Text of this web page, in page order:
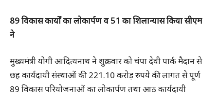
89 विकास कार्यों का लोकार्पण व 51 का शिलान्यास किया सीएम
ने
मुख्यमंत्री योगी आदित्यनाथ ने शुक्रवार को चंपा देवी पार्क मैदान से
छह कार्यदायी संस्थाओं की 221.10 करोड़ रुपये की लागत से पूर्ण
89 विकास परियोजनाओं का लोकार्पण तथा आठ कार्यदायी